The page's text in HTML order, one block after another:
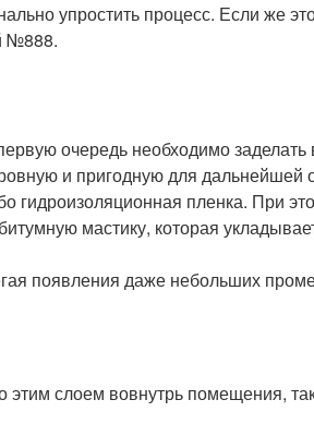
упростить процесс. Если же
№888.
очередь необходимо
и пригодную для дальнейшей
гидроизоляционная пленка. При
мастику, которая
появления даже небольших
слоем вовнутрь помещения,